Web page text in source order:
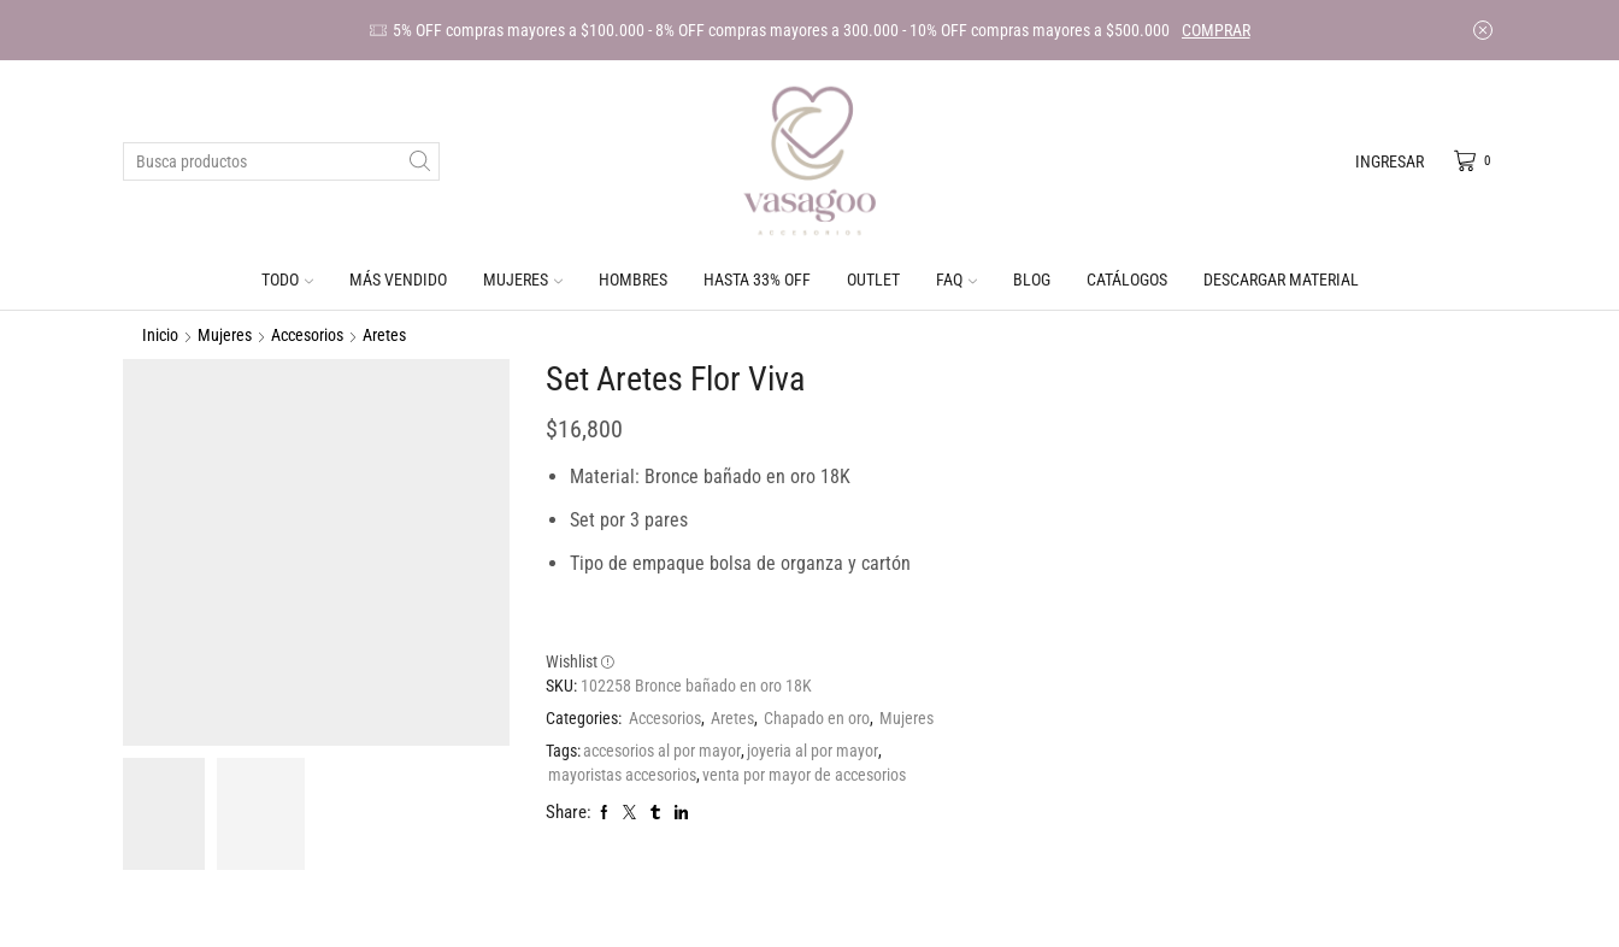
5% OFF compras mayores a $100.000 - 8% OFF compras mayores a 300.000 - 10% OFF compras mayores a $500.000 COMPRAR
INGRESAR 0
TODO MÁS VENDIDO MUJERES HOMBRES HASTA 33% OFF OUTLET FAQ BLOG CATÁLOGOS DESCARGAR MATERIAL
Inicio Mujeres Accesorios Aretes
Set Aretes Flor Viva
$16,800
Material: Bronce bañado en oro 18K
Set por 3 pares
Tipo de empaque bolsa de organza y cartón
Wishlist
SKU: 102258 Bronce bañado en oro 18K
Categories: Accesorios, Aretes, Chapado en oro, Mujeres
Tags:accesorios al por mayor,joyeria al por mayor,
mayoristas accesorios,venta por mayor de accesorios
Share: